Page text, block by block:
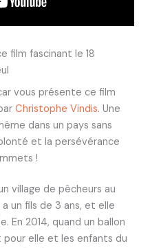
film fascinant le 18
vous présente ce film
Christophe Vindis. Une
dans un pays sans
et la persévérance
!
village de pêcheurs au
un fils de 3 ans, et elle
En 2014, quand un ballon
pour elle et les enfants du